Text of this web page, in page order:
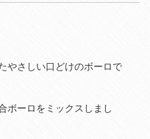
やさしい口どけのボーロで
ボーロをミックスしまし